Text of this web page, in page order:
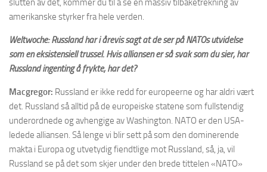
slutten av det, kommer du til å se en massiv tilbaketrekning av
amerikanske styrker fra hele verden.
Weltwoche: Russland har i årevis sagt at de ser på NATOs utvidelse
som en eksistensiell trussel. Hvis alliansen er så svak som du sier, har
Russland ingenting å frykte, har det?
Macgregor: Russland er ikke redd for europeerne og har aldri vært
det. Russland så alltid på de europeiske statene som fullstendig
underordnede og avhengige av Washington. NATO er den USA-
ledede alliansen. Så lenge vi blir sett på som den dominerende
makta i Europa og utvetydig fiendtlige mot Russland, så, ja, vil
Russland se på det som skjer under den brede tittelen «NATO»